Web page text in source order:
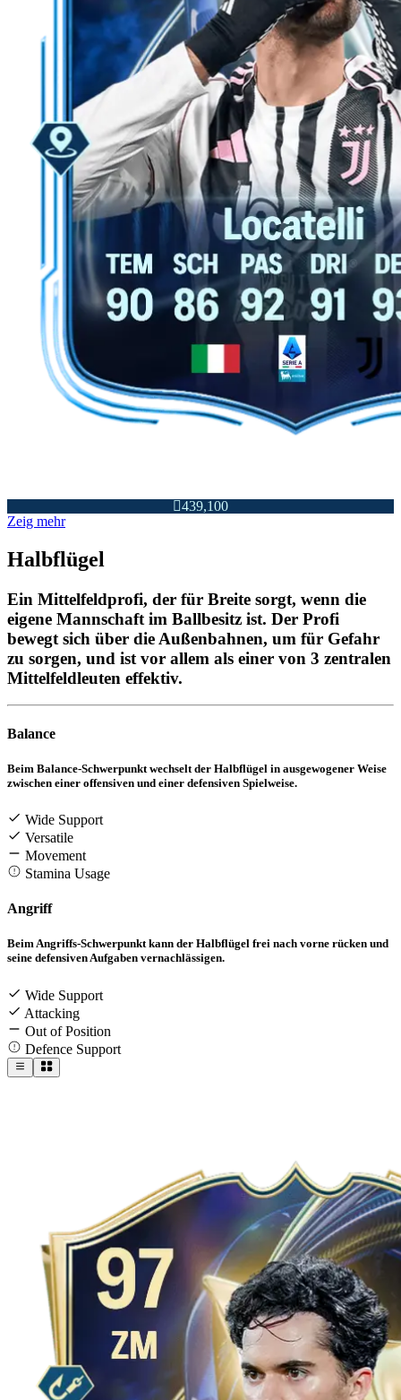
439,100
Zeig mehr
Halbflügel
Ein Mittelfeldprofi, der für Breite sorgt, wenn die
eigene Mannschaft im Ballbesitz ist. Der Profi
bewegt sich über die Außenbahnen, um für Gefahr
zu sorgen, und ist vor allem als einer von 3 zentralen
Mittelfeldleuten effektiv.
Balance
Beim Balance-Schwerpunkt wechselt der Halbflügel in ausgewogener Weise
zwischen einer offensiven und einer defensiven Spielweise.
Wide Support
Versatile
Movement
Stamina Usage
Angriff
Beim Angriffs-Schwerpunkt kann der Halbflügel frei nach vorne rücken und
seine defensiven Aufgaben vernachlässigen.
Wide Support
Attacking
Out of Position
Defence Support